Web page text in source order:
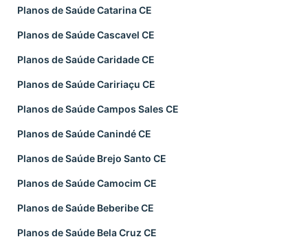
Planos de Saúde Catarina CE
Planos de Saúde Cascavel CE
Planos de Saúde Caridade CE
Planos de Saúde Caririaçu CE
Planos de Saúde Campos Sales CE
Planos de Saúde Canindé CE
Planos de Saúde Brejo Santo CE
Planos de Saúde Camocim CE
Planos de Saúde Beberibe CE
Planos de Saúde Bela Cruz CE